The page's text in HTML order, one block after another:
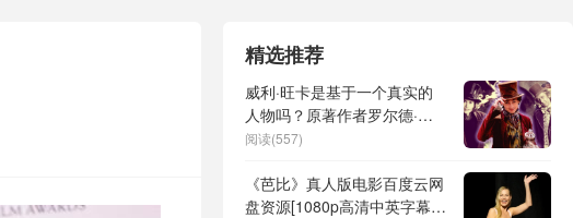
精选推荐
威利·旺卡是基于一个真实的
人物吗？原著作者罗尔德·达
尔进行了解析
阅读(557)
《芭比》真人版电影百度云网
盘资源[1080p高清中英字幕]